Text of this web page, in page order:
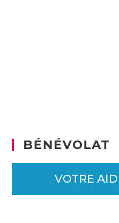
BÉNÉVOLAT
VOTRE